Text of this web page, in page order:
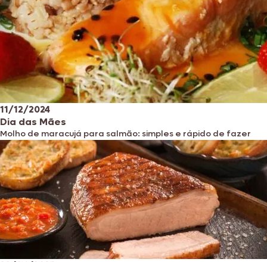
11/12/2024
Dia das Mães
Molho de maracujá para salmão: simples e rápido de fazer